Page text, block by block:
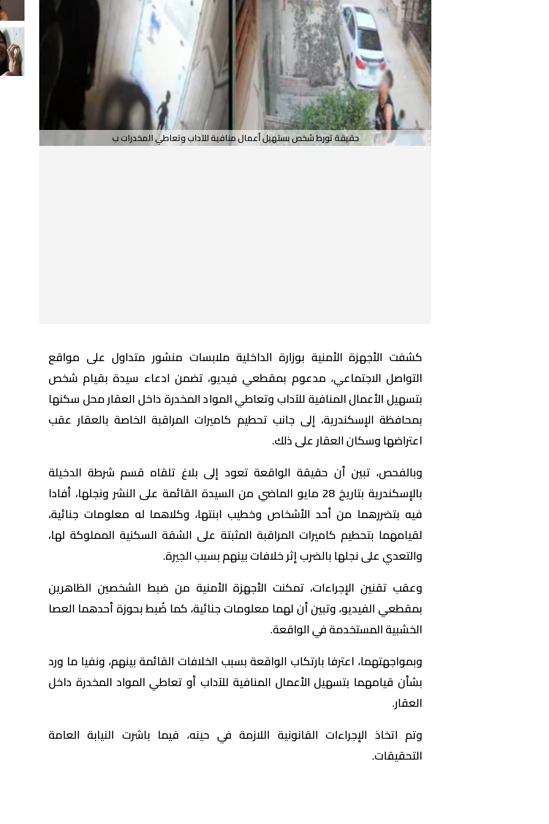
حقيقة تورط شخص بستهيل أعمال منافية للآداب وتعاطي المخدرات ب
كشفت الأجهزة الأمنية بوزارة الداخلية ملابسات منشور متداول على مواقع
التواصل الاجتماعي، مدعوم بمقطعي فيديو، تضمن ادعاء سيدة بقيام شخص
بتسهيل الأعمال المنافية للآداب وتعاطي المواد المخدرة داخل العقار محل سكنها
بمحافظة الإسكندرية، إلى جانب تحطيم كاميرات المراقبة الخاصة بالعقار عقب
اعتراضها وسكان العقار على ذلك.
وبالفحص، تبين أن حقيقة الواقعة تعود إلى بلاغ تلقاه قسم شرطة الدخيلة
بالإسكندرية بتاريخ 28 مايو الماضي من السيدة القائمة على النشر ونجلها، أفادا
فيه بتضررهما من أحد الأشخاص وخطيب ابنتها، وكلاهما له معلومات جنائية،
لقيامهما بتحطيم كاميرات المراقبة المثبتة على الشقة السكنية المملوكة لها،
والتعدي على نجلها بالضرب إثر خلافات بينهم بسبب الجيرة.
وعقب تقنين الإجراءات، تمكنت الأجهزة الأمنية من ضبط الشخصين الظاهرين
بمقطعي الفيديو، وتبين أن لهما معلومات جنائية، كما ضُبط بحوزة أحدهما العصا
الخشبية المستخدمة في الواقعة.
وبمواجهتهما، اعترفا بارتكاب الواقعة بسبب الخلافات القائمة بينهم، ونفيا ما ورد
بشأن قيامهما بتسهيل الأعمال المنافية للآداب أو تعاطي المواد المخدرة داخل
العقار.
وتم اتخاذ الإجراءات القانونية اللازمة في حينه، فيما باشرت النيابة العامة
التحقيقات.